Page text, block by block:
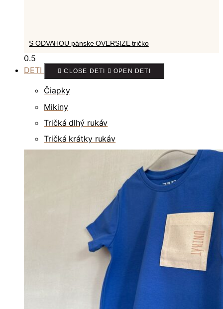
S ODVAHOU pánske OVERSIZE tričko
DETI CLOSE DETI OPEN DETI
Čiapky
Mikiny
Tričká dlhý rukáv
Tričká krátky rukáv